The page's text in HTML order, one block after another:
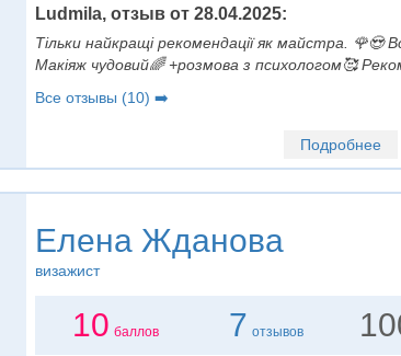
Ludmila, отзыв от 28.04.2025:
Тільки найкращі рекомендації як майстра. 🌹😍
Макіяж чудовий🌈 +розмова з психологом🥰
Все отзывы (10) ➡️
Подробнее
Елена Жданова
визажист
10 баллов 7 отзывов